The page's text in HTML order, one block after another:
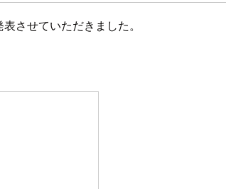
させていただきました。